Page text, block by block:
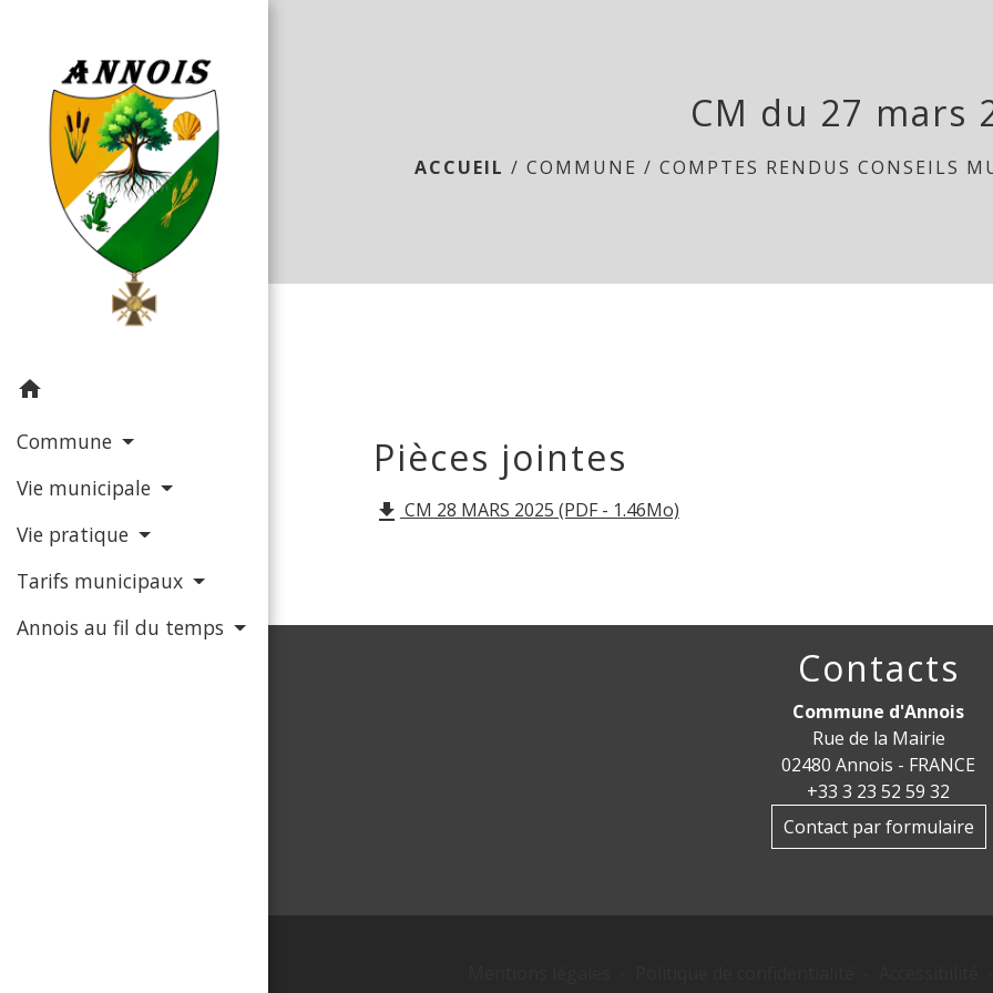
home
Commune
Vie municipale
Vie pratique
Tarifs municipaux
Annois au fil du temps
CM du 27 mars
ACCUEIL / COMMUNE / COMPTES RENDUS CONSEILS
Pièces jointes
file_download CM 28 MARS 2025 (PDF - 1.46Mo)
Contacts
Commune d'Annois
Rue de la Mairie
02480 Annois - FRANCE
+33 3 23 52 59 32
Contact par formulaire